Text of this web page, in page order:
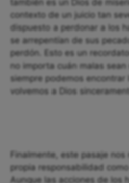
también es un Dios de
contexto de un juicio tan
dispuesto a perdonar a los
se arrepentían de sus
perdón. Esto es un
no importa cuán malas sean
siempre podemos encontrar
volvemos a Dios
Finalmente, este pasaje
propia responsabilidad
Aunque las acciones de los